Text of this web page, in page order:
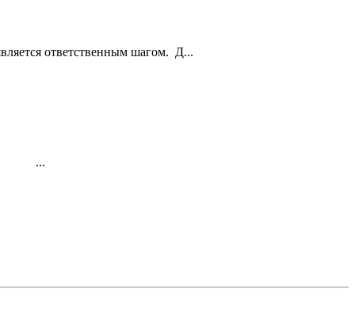
ответственным шагом. Д...
...